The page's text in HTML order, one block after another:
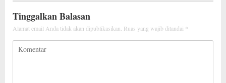
Tinggalkan Balasan
Alamat email Anda tidak akan dipublikasikan. Ruas yang wajib ditandai *